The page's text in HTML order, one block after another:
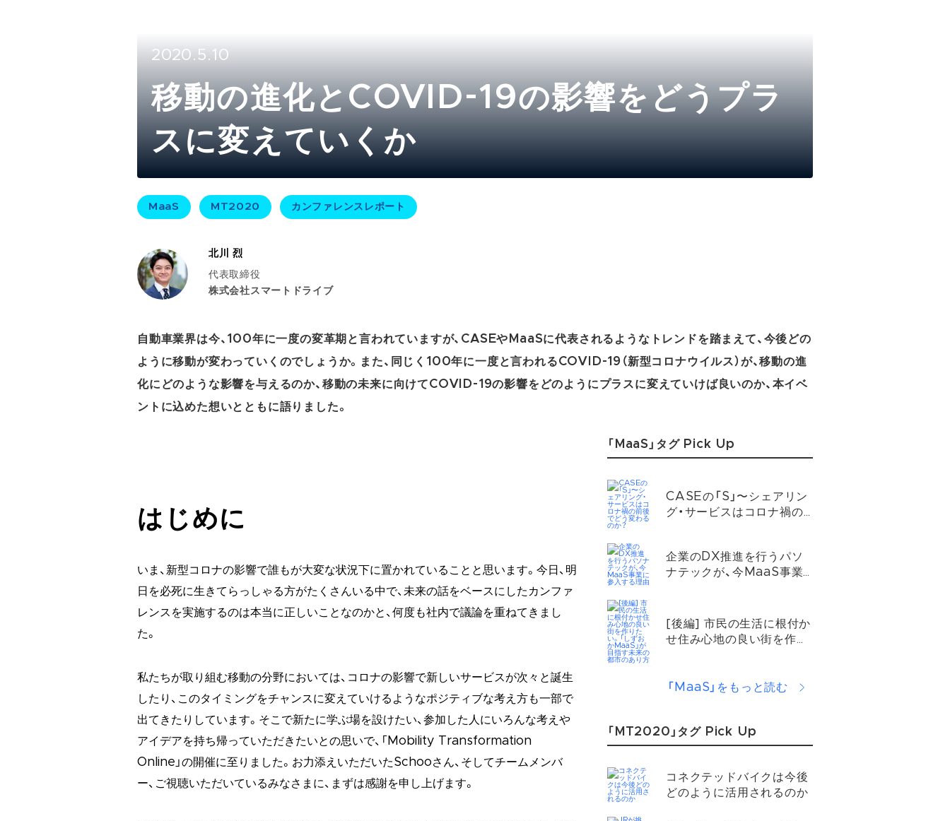
2020.5.10
移動の進化とCOVID-19の影響をどうプラ
スに変えていくか​
MaaS MT2020 カンファレンスレポート
北川 烈
代表取締役
株式会社スマートドライブ
自動車業界は今、100年に一度の変革期と言われていますが、CASEやMaaSに代表されるようなトレンドを踏まえて、今後どの
ように移動が変わっていくのでしょうか。また、同じく100年に一度と言われるCOVID-19（新型コロナウイルス）が、移動の進
化にどのような影響を与えるのか、移動の未来に向けてCOVID-19の影響をどのようにプラスに変えていけば良いのか、本イベ
ントに込めた想いとともに語りました。
はじめに
いま、新型コロナの影響で誰もが大変な状況下に置かれていることと思います。今日、明
日を必死に生きてらっしゃる方がたくさんいる中で、未来の話をベースにしたカンファ
レンスを実施するのは本当に正しいことなのかと、何度も社内で議論を重ねてきまし
た。
私たちが取り組む移動の分野においては、コロナの影響で新しいサービスが次々と誕生
したり、このタイミングをチャンスに変えていけるようなポジティブな考え方も一部で
出てきたりしています。そこで新たに学ぶ場を設けたい、参加した人にいろんな考えや
アイデアを持ち帰っていただきたいとの思いで、「Mobility Transformation
Online」の開催に至りました。お力添えいただいたSchooさん、そしてチームメンバ
ー、ご視聴いただいているみなさまに、まずは感謝を申し上げます。
「MaaS」タグ Pick Up
CASEの「S」〜シェアリン
グ・サービスはコロナ禍の
企業のDX推進を行うパソ
ナテックが、今MaaS事業
[後編] 市民の生活に根付か
せ住み心地の良い街を作り
「MaaS」をもっと読む
「MT2020」タグ Pick Up
コネクテッドバイクは今後
どのように活用されるのか​